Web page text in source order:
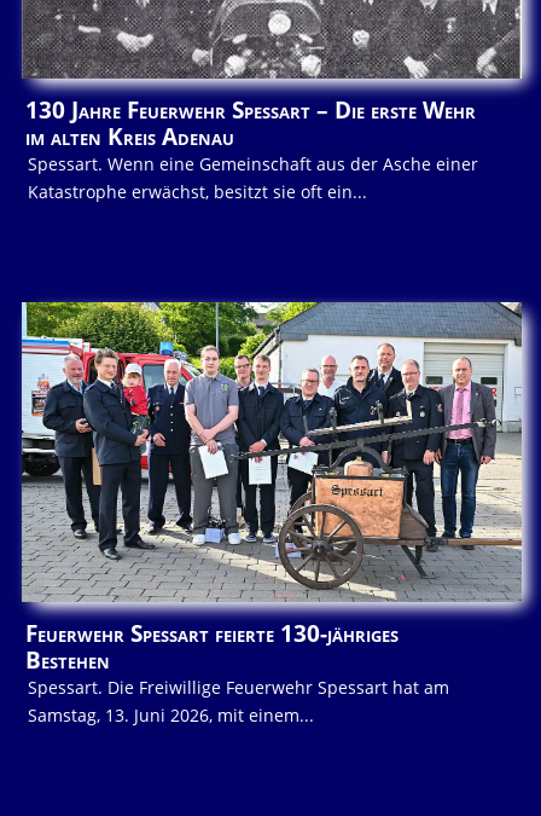
130 Jahre Feuerwehr Spessart – Die erste Wehr
im alten Kreis Adenau
Spessart. Wenn eine Gemeinschaft aus der Asche einer
Katastrophe erwächst, besitzt sie oft ein...
Feuerwehr Spessart feierte 130-jähriges
Bestehen
Spessart. Die Freiwillige Feuerwehr Spessart hat am
Samstag, 13. Juni 2026, mit einem...